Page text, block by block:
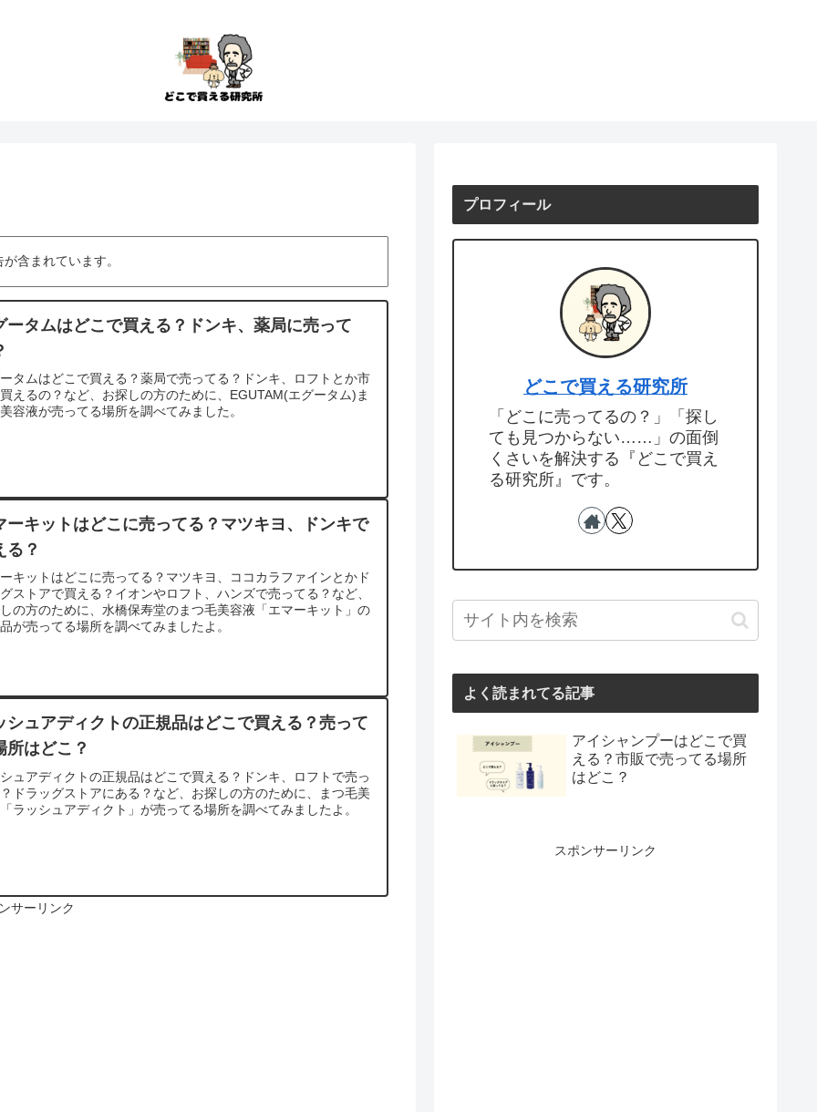
含まれています。
ータムはどこで買える？ドンキ、薬局に売って
タムはどこで買える？薬局で売ってる？ドンキ、ロフトとか市
えるの？など、お探しの方のために、EGUTAM(エグータム)ま
容液が売ってる場所を調べてみました。
ーキットはどこに売ってる？マツキヨ、ドンキで
る？
キットはどこに売ってる？マツキヨ、ココカラファインとかド
ストアで買える？イオンやロフト、ハンズで売ってる？など、
の方のために、水橋保寿堂のまつ毛美容液「エマーキット」の
が売ってる場所を調べてみましたよ。
シュアディクトの正規品はどこで買える？売って
所はどこ？
ュアディクトの正規品はどこで買える？ドンキ、ロフトで売っ
ドラッグストアにある？など、お探しの方のために、まつ毛美
ラッシュアディクト」が売ってる場所を調べてみましたよ。
サーリンク
プロフィール
どこで買える研究所
「どこに売ってるの？」「探し
ても見つからない……」の面倒
くさいを解決する『どこで買え
る研究所』です。
よく読まれてる記事
アイシャンプーはどこで買
える？市販で売ってる場所
はどこ？
スポンサーリンク